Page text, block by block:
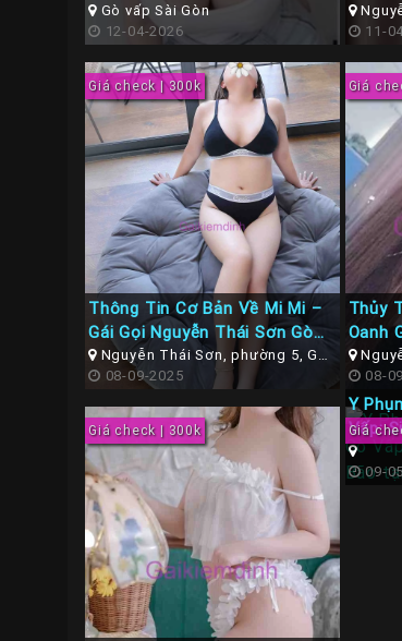
Gò vấp Sài Gòn
12-04-2026
TPHCM
11-
Giá check | 300k
Thông Tin Cơ Bản Về Mi Mi –
Gái Gọi Nguyễn Thái Sơn Gò
Vấp
Nguyễn Thái Sơn, phường 5, Gò
Vấp, Hồ Chí Minh
08-09-2025
Giá
Thủy
Oanh
Minh
08-
Giá check | 300k Giá
Y
Vấp:
tại
09-